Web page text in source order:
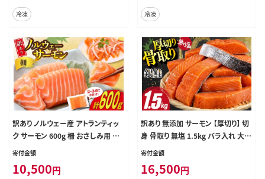
冷凍
冷凍
訳あり ノルウェー産 アトランティッ
ク サーモン 600g 柵 おさしみ用 個
包装 [足利本店 宮城県 気仙沼市 20
用 おつまみ 冷凍 小分け アトランテ
寄付金額
10,500円
訳あり 無添加 サーモン 【厚切り】 切
身 骨取り 無塩 1.5kg バラ入れ 大袋
[足利本店 宮城県 気仙沼市 205650
鮮 魚介 規格外 不揃い さけ サケ 鮭
寄付金額
16,500円